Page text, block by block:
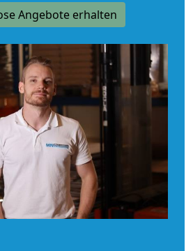
Angebote erhalten